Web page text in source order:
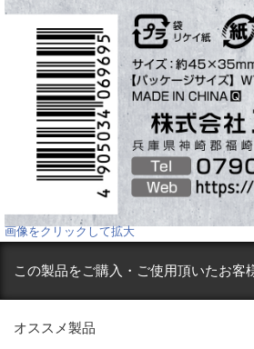
画像をクリックして拡大
この製品をご購入・ご使用頂いたお客
オススメ製品